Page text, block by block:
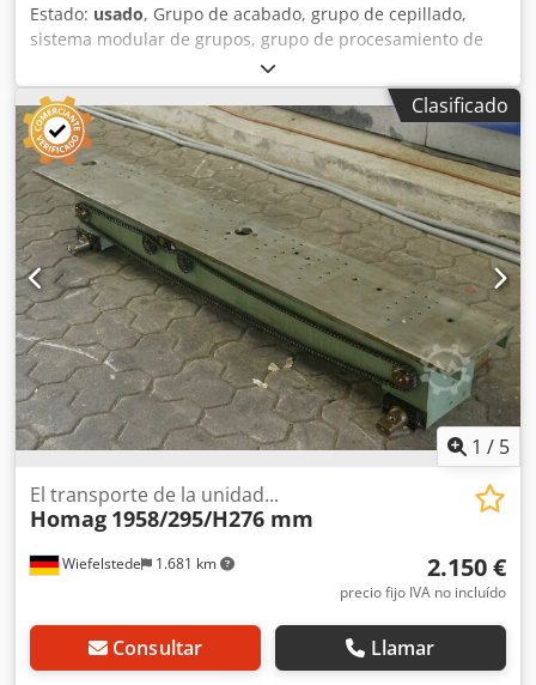
Estado: usado, Grupo de acabado, grupo de cepillado,
sistema modular de grupos, grupo de procesamiento de
bordes, perfiladora de doble extremo, máquina para el
procesamiento de bordes, para colocar después de la
cuchilla de arrastre en una máquina para el
procesamiento de bordes -Grupo de acabado HOMAG para
la aplicación de productos de limpieza con cepillo para
eliminar los restos de adhesivo en los bordes de PVC
Cjdpfxeb Sc Sxo Am Toha -Con oscilación -Giratorio -
Ajustable lateralmente -Ajustable en altura -Cantidad: 4
grupos disponibles -Precio: por unidad -Dimensiones:
580/350/A460 mm -Peso: 28 kg
Clasificado
1 / 5
Wiefelstede 1.681 km
El transporte de la unidad...
Homag 1958/295/H276 mm
2.150 €
precio fijo IVA no incluído
Consultar Llamar